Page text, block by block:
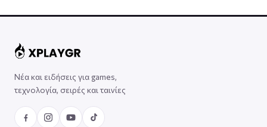
Νέα και ειδήσεις για games,
τεχνολογία, σειρές και ταινίες